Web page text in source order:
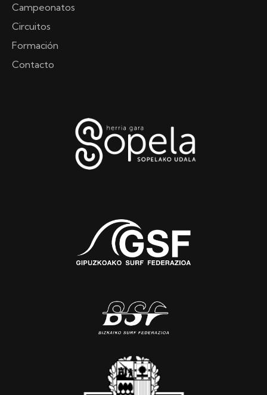
Campeonatos
Circuitos
Formación
Contacto